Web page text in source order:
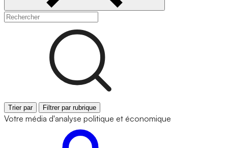
Trier par Filtrer par rubrique
Votre média d'analyse politique et économique